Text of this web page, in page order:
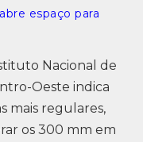
espaço para
Nacional de
Oeste indica
mais regulares,
os 300 mm em